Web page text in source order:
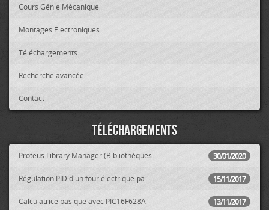
Cours Génie Mécanique
Montages Electroniques
Téléchargements
Recherche avancée
Contact
Téléchargements
30/01/2020
Proteus Library Manager (Bibliothèques..
15/11/2017
Régulation PID d'un four électrique pa..
13/11/2017
Calculatrice basique avec PIC16F628A